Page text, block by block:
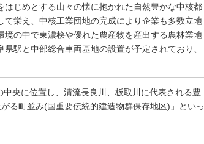
じめとする山々の懐に抱かれた自然豊かな中核都
栄え、中核工業団地の完成により企業も多数立地
の中で東濃桧や優れた農産物を産出する農林業地
駅と中部総合車両基地の設置が予定されており、
央に位置し、清流長良川、板取川に代表される豊
る町並み(国重要伝統的建造物群保存地区)」といっ